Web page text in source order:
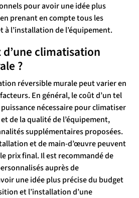
pour avoir une idée plus
prenant en compte tous les
à l’installation de l’équipement.
climatisation
?
réversible murale peut varier en
En général, le coût d’un tel
nécessaire pour climatiser
de la qualité de l’équipement,
supplémentaires proposées.
et de main-d’œuvre peuvent
prix final. Il est recommandé de
auprès de
une idée plus précise du budget
et l’installation d’une